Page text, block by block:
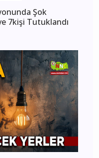
Şok
7kişi Tutuklandı